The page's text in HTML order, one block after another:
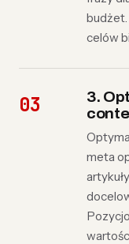
celów
3.
meta